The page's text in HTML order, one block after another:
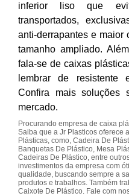
inferior liso que
transportados,
anti-derrapantes e maior
tamanho ampliado.
fala-se de caixas
lembrar de resistente
Confira mais soluções
mercado.
Procurando empresa de caixa
Saiba que a Jr Plasticos oferece
Plásticas, como, Cadeira De
Banquetas De Plástico, Mesa
Cadeiras De Plástico, entre
investimentos da empresa com
qualidade, buscando sempre a
produtos e trabalhos. Também
Caixote De Plástico. Fale com